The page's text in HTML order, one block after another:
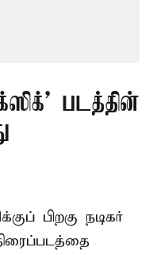
படத்தின்
பிறகு நடிகர்